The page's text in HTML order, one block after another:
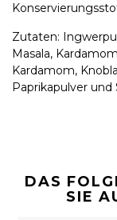
Zutaten:
Masala,
Kardamom,
Paprikapulver
DAS
SIE